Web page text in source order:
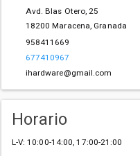
Avd. Blas Otero, 25
18200 Maracena, Granada
958411669
677410967
ihardware@gmail.com
Horario
L-V: 10:00-14:00, 17:00-21:00